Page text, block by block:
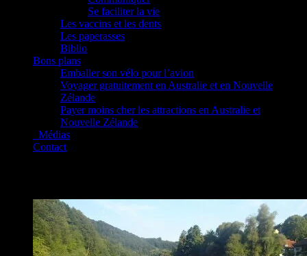
Se faciliter la vie
Les vaccins et les dents
Les paperasses
Biblio
Bons plans
Emballer son vélo pour l’avion
Voyager gratuitement en Australie et en Nouvelle
Zélande
Payer moins cher les attractions en Australie et
Nouvelle Zélande
_Médias
Contact